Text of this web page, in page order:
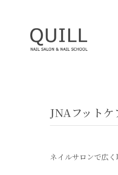
JNAフット
ネイルサロンで広く